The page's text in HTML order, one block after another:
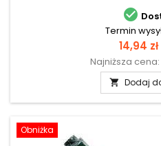

Termin
Cena
14,94 zł
Najniższa cena:
 Dodaj
Obniżka